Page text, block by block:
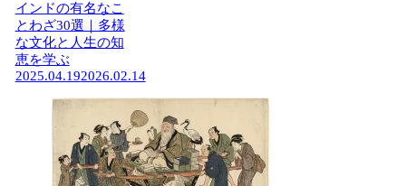
インドの有名なこ
とわざ30選｜多様
な文化と人生の知
恵を学ぶ
2025.04.192026.02.14